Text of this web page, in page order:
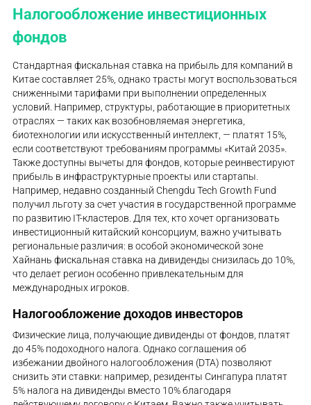
Налогообложение инвестиционных
фондов
Стандартная фискальная ставка на прибыль для компаний в
Китае составляет 25%, однако трасты могут воспользоваться
сниженными тарифами при выполнении определенных
условий. Например, структуры, работающие в приоритетных
отраслях — таких как возобновляемая энергетика,
биотехнологии или искусственный интеллект, — платят 15%,
если соответствуют требованиям программы «Китай 2035».
Также доступны вычеты для фондов, которые реинвестируют
прибыль в инфраструктурные проекты или стартапы.
Например, недавно созданный Chengdu Tech Growth Fund
получил льготу за счет участия в государственной программе
по развитию IT-кластеров. Для тех, кто хочет организовать
инвестиционный китайский консорциум, важно учитывать
региональные различия: в особой экономической зоне
Хайнань фискальная ставка на дивиденды снизилась до 10%,
что делает регион особенно привлекательным для
международных игроков.
Налогообложение доходов инвесторов
Физические лица, получающие дивиденды от фондов, платят
до 45% подоходного налога. Однако соглашения об
избежании двойного налогообложения (DTA) позволяют
снизить эти ставки: например, резиденты Сингапура платят
5% налога на дивиденды вместо 10% благодаря